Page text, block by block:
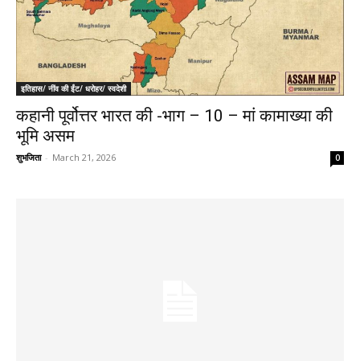
इतिहास/ नींव की ईंट/ धरोहर/ स्वदेशी
कहानी पूर्वोत्तर भारत की -भाग – 10 – मां कामाख्या की
भूमि असम
शुभजिता - March 21, 2026 0